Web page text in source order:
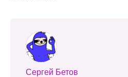
Сергей Бетов